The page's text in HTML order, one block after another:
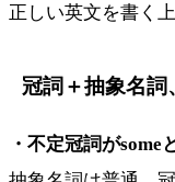
正しい英文を書く
冠詞＋抽象名
・不定冠詞がsome